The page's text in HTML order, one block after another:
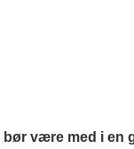
være med i en